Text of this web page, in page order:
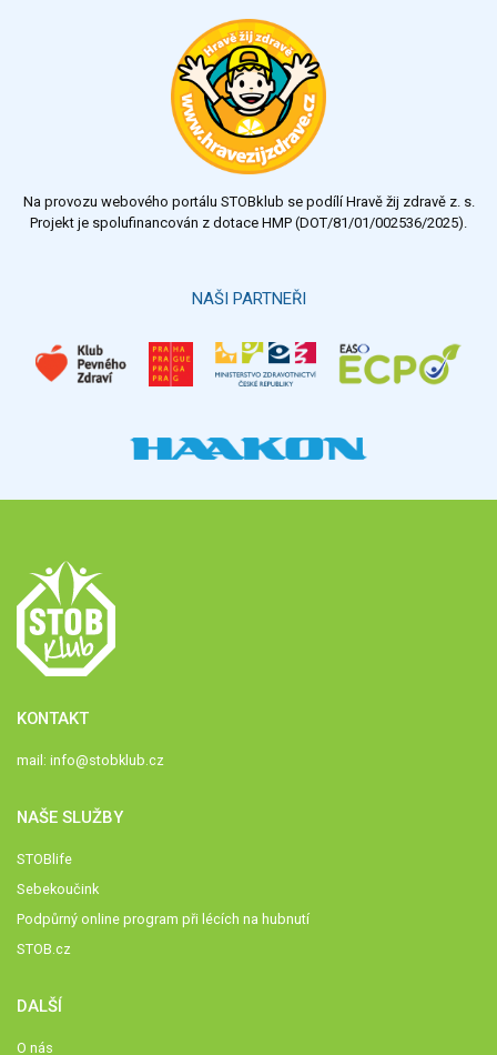
Výsledky Všechny ankety
Na provozu webového portálu STOBklub se podílí Hravě žij zdravě z. s.
Projekt je spolufinancován z dotace HMP (DOT/81/01/002536/2025).
NAŠI PARTNEŘI
KONTAKT
mail: info@stobklub.cz
NAŠE SLUŽBY
STOBlife
Sebekoučink
Podpůrný online program při lécích na hubnutí
STOB.cz
DALŠÍ
O nás